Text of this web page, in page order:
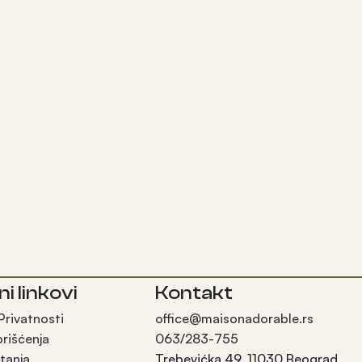
linkovi Kontakt
office@maisonadorable.rs
063/283-755
Trebevićka 49, 11030 Beograd